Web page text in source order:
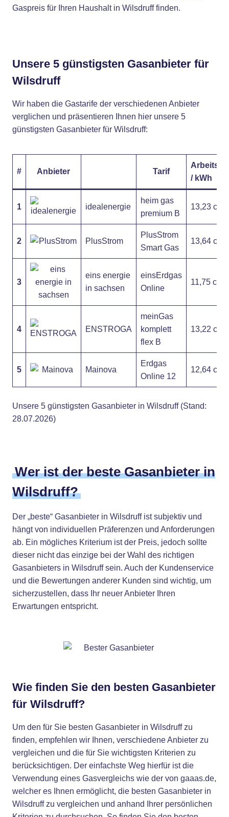
Gaspreis für Ihren Haushalt in Wilsdruff finden.
Unsere 5 günstigsten Gasanbieter für
Wilsdruff
Wir haben die Gastarife der verschiedenen Anbieter
verglichen und präsentieren Ihnen hier unsere 5
günstigsten Gasanbieter für Wilsdruff:
# Anbieter Tarif
/ kWh
1 idealenergie
heim gas
premium B
13,23 ct
2 PlusStrom
PlusStrom
Smart Gas
13,64 ct
3
eins energie
in sachsen
einsErdgas
Online
11,75 ct
4 ENSTROGA
meinGas
komplett
flex B
13,22 ct
5 Mainova
Erdgas
Online 12
12,64 ct
Unsere 5 günstigsten Gasanbieter in Wilsdruff (Stand:
28.07.2026)
Wer ist der beste Gasanbieter in
Wilsdruff?
Der „beste“ Gasanbieter in Wilsdruff ist subjektiv und
hängt von individuellen Präferenzen und Anforderungen
ab. Ein mögliches Kriterium ist der Preis, jedoch sollte
dieser nicht das einzige bei der Wahl des richtigen
Gasanbieters in Wilsdruff sein. Auch der Kundenservice
und die Bewertungen anderer Kunden sind wichtig, um
sicherzustellen, dass Ihr neuer Anbieter Ihren
Erwartungen entspricht.
Wie finden Sie den besten Gasanbieter
für Wilsdruff?
Um den für Sie besten Gasanbieter in Wilsdruff zu
finden, empfehlen wir Ihnen, verschiedene Anbieter zu
vergleichen und die für Sie wichtigsten Kriterien zu
berücksichtigen. Der einfachste Weg hierfür ist die
Verwendung eines Gasvergleichs wie der von gaaas.de,
welcher es Ihnen ermöglicht, die besten Gasanbieter in
Wilsdruff zu vergleichen und anhand Ihrer persönlichen